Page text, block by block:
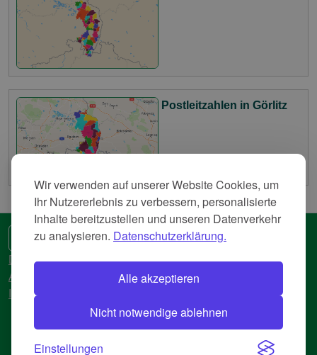
Wir verwenden auf unserer Website Cookies, um
Ihr Nutzererlebnis zu verbessern, personalisierte
Inhalte bereitzustellen und unseren Datenverkehr
zu analysieren. Datenschutzerklärung.
Alle akzeptieren
Nicht notwendige ablehnen
Einstellungen
Postleitzahlen in Görlitz
🌍 Eine andere Sprache
Datenschutzerkläreung
AGB
Impressum
© 2018-2026 AtlasBig.com